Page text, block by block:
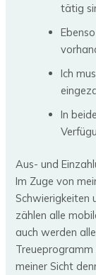
tätig
Ich
In
Aus- und
Im Zuge von
Schwierigkeiten
zählen alle
auch werden
meiner Sicht